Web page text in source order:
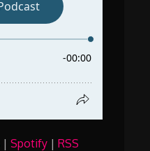
|Spotify |RSS